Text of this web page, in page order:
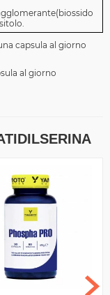
capsula al giorno
al giorno